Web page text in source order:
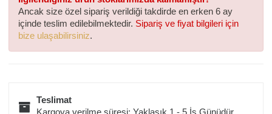
Ancak size özel sipariş verildiği takdirde en erken 6 ay
içinde teslim edilebilmektedir. Sipariş ve fiyat bilgileri için
bize ulaşabilirsiniz.
Teslimat